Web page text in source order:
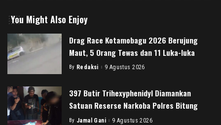
You Might Also Enjoy
Drag Race Kotamobagu 2026 Berujung
Maut, 5 Orang Tewas dan 11 Luka-luka
Posted
By Redaksi 9 Agustus 2026
397 Butir Trihexyphenidyl Diamankan
Satuan Reserse Narkoba Polres Bitung
Posted
By Jamal Gani 9 Agustus 2026